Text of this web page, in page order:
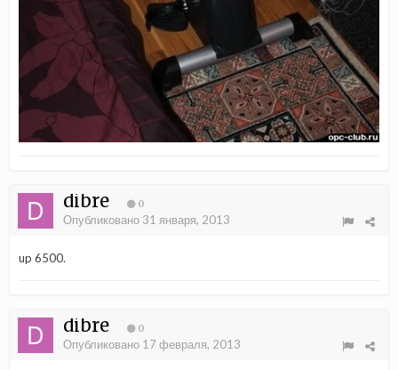
dibre 0
Опубликовано 31 января, 2013
up 6500.
dibre 0
Опубликовано 17 февраля, 2013